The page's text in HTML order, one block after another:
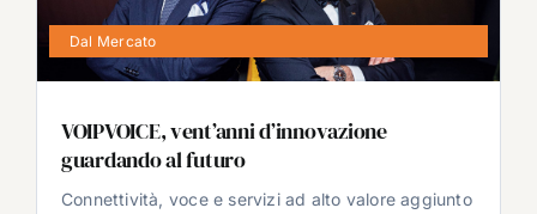
Dal Mercato
VOIPVOICE, vent’anni d’innovazione
guardando al futuro
Connettività, voce e servizi ad alto valore aggiunto